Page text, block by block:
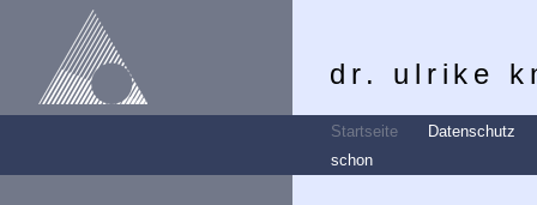
dr. ulrike
Startseite
Datenschutz
schon